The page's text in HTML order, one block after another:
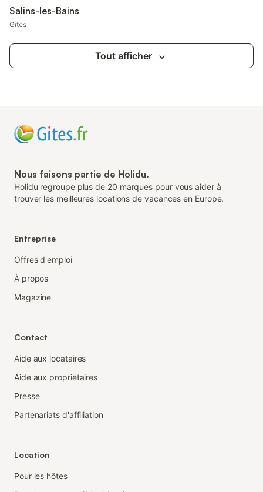
Salins-les-Bains
Gîtes
Tout afficher
Nous faisons partie de Holidu.
Holidu regroupe plus de 20 marques pour vous aider à
trouver les meilleures locations de vacances en Europe.
Entreprise
Offres d'emploi
À propos
Magazine
Contact
Aide aux locataires
Aide aux propriétaires
Presse
Partenariats d'affiliation
Location
Pour les hôtes